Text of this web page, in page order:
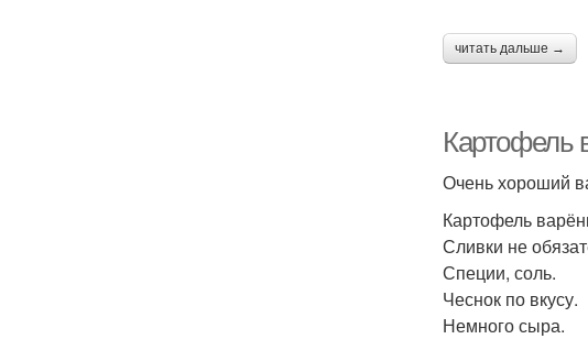
читать дальше →
Картофель
Очень хороший
Картофель
Сливки не
Специи, соль.
Чеснок по вкусу.
Немного сыра.